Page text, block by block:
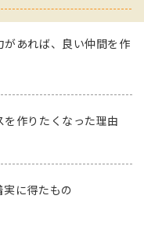
があれば、良い仲間を作
を作りたくなった理由
実に得たもの